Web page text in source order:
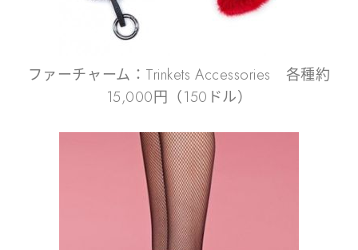
ファーチャーム：Trinkets Accessories 各種約
15,000円（150ドル）